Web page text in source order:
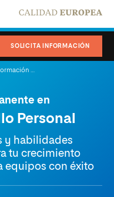
SOLICITA INFORMACIÓN
en
Personal
y habilidades
tu crecimiento
equipos con éxito